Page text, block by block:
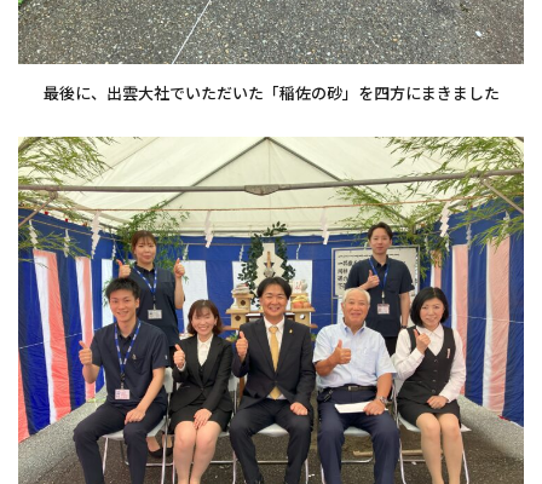
最後に、出雲大社でいただいた「稲佐の砂」を四方にまきました